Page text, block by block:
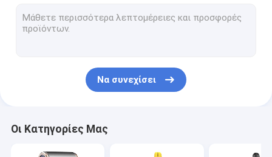
ηλεκτρική καυτή χτένα
Στεγνωτήρας τρίχας υψηλής ταχύτητας
Να συνεχίσει
Οι Κατηγορίες Μας